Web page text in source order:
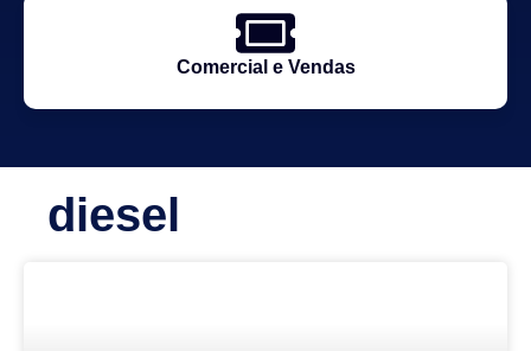
Comercial e Vendas
diesel